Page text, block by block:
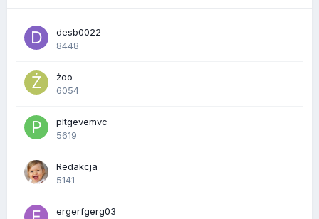
desb0022
8448
żoo
6054
pltgevemvc
5619
Redakcja
5141
ergerfgerg03